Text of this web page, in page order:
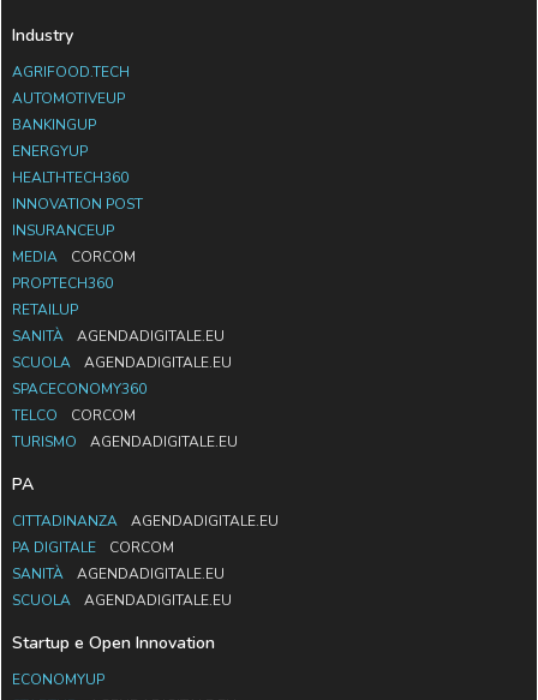
Industry
AGRIFOOD.TECH
AUTOMOTIVEUP
BANKINGUP
ENERGYUP
HEALTHTECH360
INNOVATION POST
INSURANCEUP
MEDIA
CORCOM
PROPTECH360
RETAILUP
SANITÀ
AGENDADIGITALE.EU
SCUOLA
AGENDADIGITALE.EU
SPACECONOMY360
TELCO
CORCOM
TURISMO
AGENDADIGITALE.EU
PA
CITTADINANZA
AGENDADIGITALE.EU
PA DIGITALE
CORCOM
SANITÀ
AGENDADIGITALE.EU
SCUOLA
AGENDADIGITALE.EU
Startup e Open Innovation
ECONOMYUP